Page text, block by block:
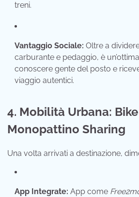
treni.
Vantaggio Sociale: Oltre a
carburante e pedaggio, è
conoscere gente del posto e
viaggio autentici.
4. Mobilità Urbana:
Monopattino Sharing
Una volta arrivati a destinazione,
App Integrate: App come